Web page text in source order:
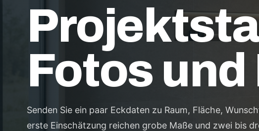
Fotos
Senden Sie ein paar Eckdaten zu Raum, Fläche,
erste Einschätzung reichen grobe Maße und zwei bis